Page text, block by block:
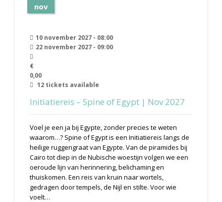
nov
10 november 2027 - 08:00
22 november 2027 - 09:00
€
0,00
12 tickets available
Initiatiereis – Spine of Egypt | Nov 2027
Voel je een ja bij Egypte, zonder precies te weten
waarom…? Spine of Egypt is een Initiatiereis langs de
heilige ruggengraat van Egypte. Van de piramides bij
Cairo tot diep in de Nubische woestijn volgen we een
oeroude lijn van herinnering, belichaming en
thuiskomen. Een reis van kruin naar wortels,
gedragen door tempels, de Nijl en stilte. Voor wie
voelt…